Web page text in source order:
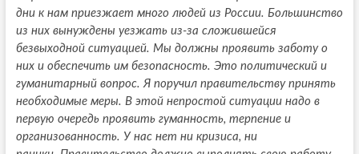
дни к нам приезжает много людей из России. Большинство
из них вынуждены уезжать из-за сложившейся
безвыходной ситуацией. Мы должны проявить заботу о
них и обеспечить им безопасность. Это политический и
гуманитарный вопрос. Я поручил правительству принять
необходимые меры. В этой непростой ситуации надо в
первую очередь проявить гуманность, терпение и
организованность. У нас нет ни кризиса, ни